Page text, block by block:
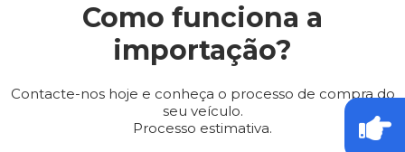
Como funciona a
importação?
Contacte-nos hoje e conheça o processo de compra do
seu veículo.
Processo estimativa.